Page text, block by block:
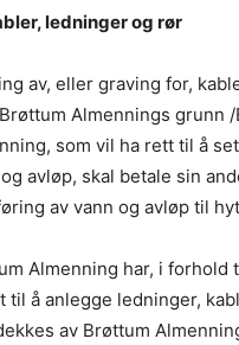
ledninger og rør
av, eller graving for,
Almennings grunn
som vil ha rett til å
avløp, skal betale sin
av vann og avløp til
Almenning har, i
til å anlegge ledninger,
av Brøttum